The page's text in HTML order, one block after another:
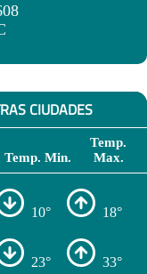
CIUDADES
Temp. Min.
Temp.
Max.
10° 18°
23° 33°